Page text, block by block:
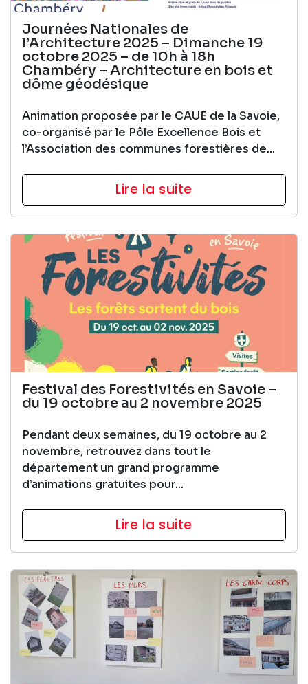
Journées Nationales de
l’Architecture 2025 – Dimanche 19
octobre 2025 – de 10h à 18h
Chambéry – Architecture en bois et
dôme géodésique
Animation proposée par le CAUE de la Savoie,
co-organisé par le Pôle Excellence Bois et
l’Association des communes forestières de...
Lire la suite
Festival des Forestivités en Savoie –
du 19 octobre au 2 novembre 2025
Pendant deux semaines, du 19 octobre au 2
novembre, retrouvez dans tout le
département un grand programme
d’animations gratuites pour...
Lire la suite